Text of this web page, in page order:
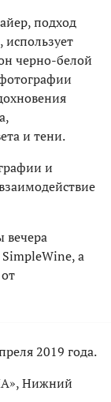
подход
использует
черно-белой
и тени.
и
а
2019 года.
Нижний